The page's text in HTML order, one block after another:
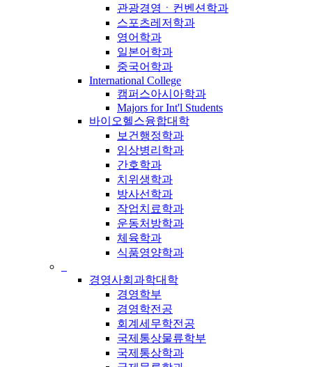
관광경영ㆍ컨벤션학과
스포츠레저학과
영어학과
일본어학과
중국어학과
International College
캠퍼스아시아학과
Majors for Int'l Students
바이오헬스융합대학
보건행정학과
임상병리학과
간호학과
치위생학과
방사선학과
작업치료학과
운동처방학과
체육학과
식품영양학과
경영사회과학대학
경영학부
경영학전공
회계세무학전공
국제통상물류학부
국제통상학과